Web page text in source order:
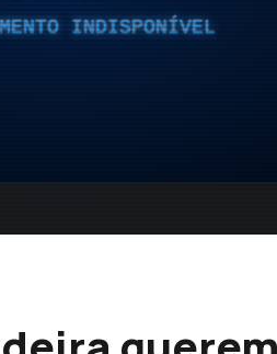
INDISPONÍVEL